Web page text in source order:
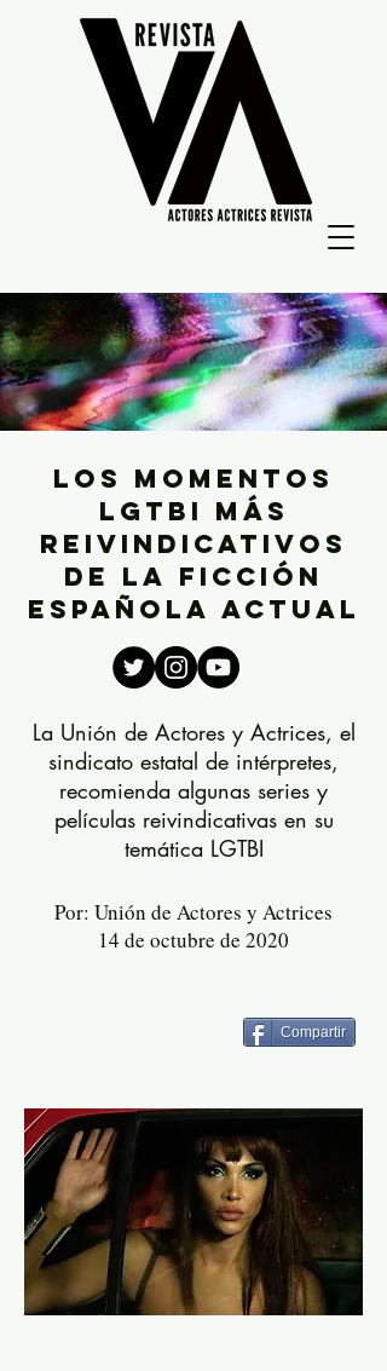
los momentos
LGTBI más
reivindicativos
de la ficción
española actual
La Unión de Actores y Actrices, el
sindicato estatal de intérpretes,
recomienda algunas series y
películas reivindicativas en su
temática LGTBI
Por: Unión de Actores y Actrices
14 de octubre de 2020
Compartir